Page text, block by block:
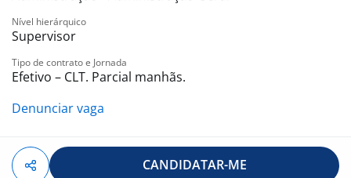
Nível hierárquico
Supervisor
Tipo de contrato e Jornada
Efetivo – CLT. Parcial manhãs.
Denunciar vaga
CANDIDATAR-ME